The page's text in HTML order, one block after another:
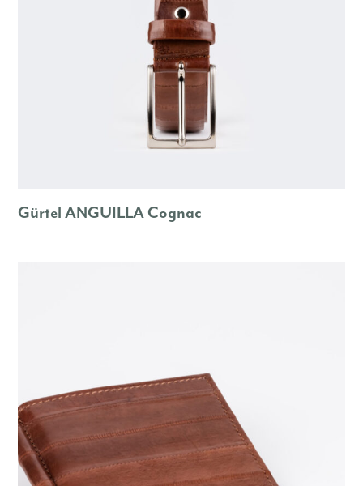
Gürtel ANGUILLA Cognac